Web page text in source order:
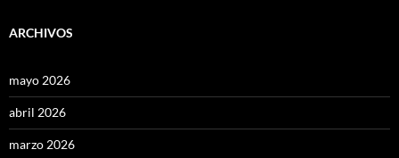
ARCHIVOS
mayo 2026
abril 2026
marzo 2026